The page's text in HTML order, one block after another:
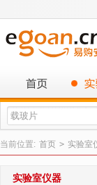
当前位置: 首页 > 实验室
实验室仪器